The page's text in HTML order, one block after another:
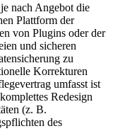
nach Angebot die
Plattform der
von Plugins oder der
und sicheren
zu
Korrekturen
umfasst ist
Redesign
(z. B.
des